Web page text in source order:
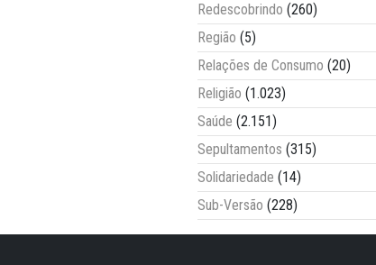
Redescobrindo (260)
Região (5)
Relações de Consumo (20)
Religião (1.023)
Saúde (2.151)
Sepultamentos (315)
Solidariedade (14)
Sub-Versão (228)